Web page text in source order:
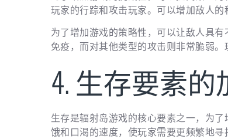
玩家的行踪和攻击玩家。可以增加敌人的
为了增加游戏的策略性，可以让敌人具
免疫，而对其他类型的攻击则非常脆弱
4. 生存要素的
生存是辐射岛游戏的核心要素之一，为
饿和口渴的速度，使玩家需要更频繁地